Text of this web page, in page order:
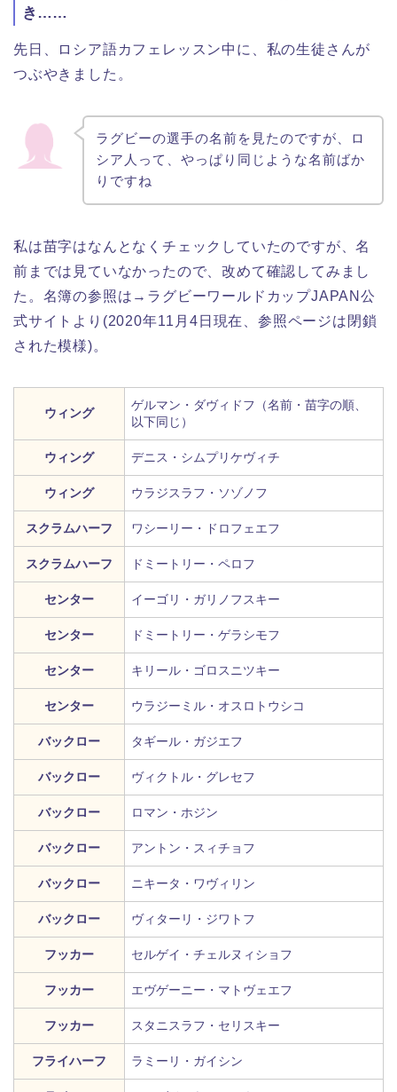
き……
先日、ロシア語カフェレッスン中に、私の生徒さんが
つぶやきました。
ラグビーの選手の名前を見たのですが、ロ
シア人って、やっぱり同じような名前ばか
りですね
私は苗字はなんとなくチェックしていたのですが、名
前までは見ていなかったので、改めて確認してみまし
た。名簿の参照は→ラグビーワールドカップJAPAN公
式サイトより(2020年11月4日現在、参照ページは閉鎖
された模様)。
ウィング
ゲルマン・ダヴィドフ（名前・苗字の順、
以下同じ）
ウィング デニス・シムプリケヴィチ
ウィング ウラジスラフ・ソゾノフ
スクラムハーフ ワシーリー・ドロフェエフ
スクラムハーフ ドミートリー・ペロフ
センター イーゴリ・ガリノフスキー
センター ドミートリー・ゲラシモフ
センター キリール・ゴロスニツキー
センター ウラジーミル・オスロトウシコ
バックロー タギール・ガジエフ
バックロー ヴィクトル・グレセフ
バックロー ロマン・ホジン
バックロー アントン・スィチョフ
バックロー ニキータ・ワヴィリン
バックロー ヴィターリ・ジワトフ
フッカー セルゲイ・チェルヌィショフ
フッカー エヴゲーニー・マトヴェエフ
フッカー スタニスラフ・セリスキー
フライハーフ ラミーリ・ガイシン